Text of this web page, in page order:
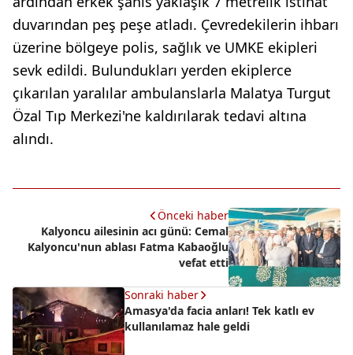
duvarından peş peşe atladı. Çevredekilerin ihbarı
üzerine bölgeye polis, sağlık ve UMKE ekipleri
sevk edildi. Bulundukları yerden ekiplerce
çıkarılan yaralılar ambulanslarla Malatya Turgut
Özal Tıp Merkezi'ne kaldırılarak tedavi altına
alındı.
Önceki haber
Kalyoncu ailesinin acı günü: Cemal
Kalyoncu'nun ablası Fatma Kabaoğlu
vefat etti
Sonraki haber
Amasya'da facia anları! Tek katlı ev
kullanılamaz hale geldi